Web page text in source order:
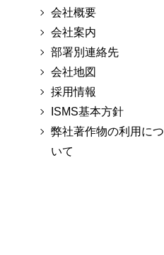
会社概要
会社案内
部署別連絡先
会社地図
採用情報
ISMS基本方針
弊社著作物の利用につ
いて